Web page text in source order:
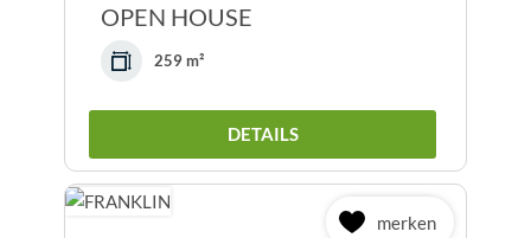
OPEN HOUSE
259 m²
DETAILS
merken